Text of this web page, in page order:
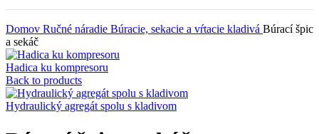
Domov Ručné náradie Búracie, sekacie a vŕtacie kladivá Búrací špic
a sekáč
Hadica ku kompresoru
Back to products
Hydraulický agregát spolu s kladivom